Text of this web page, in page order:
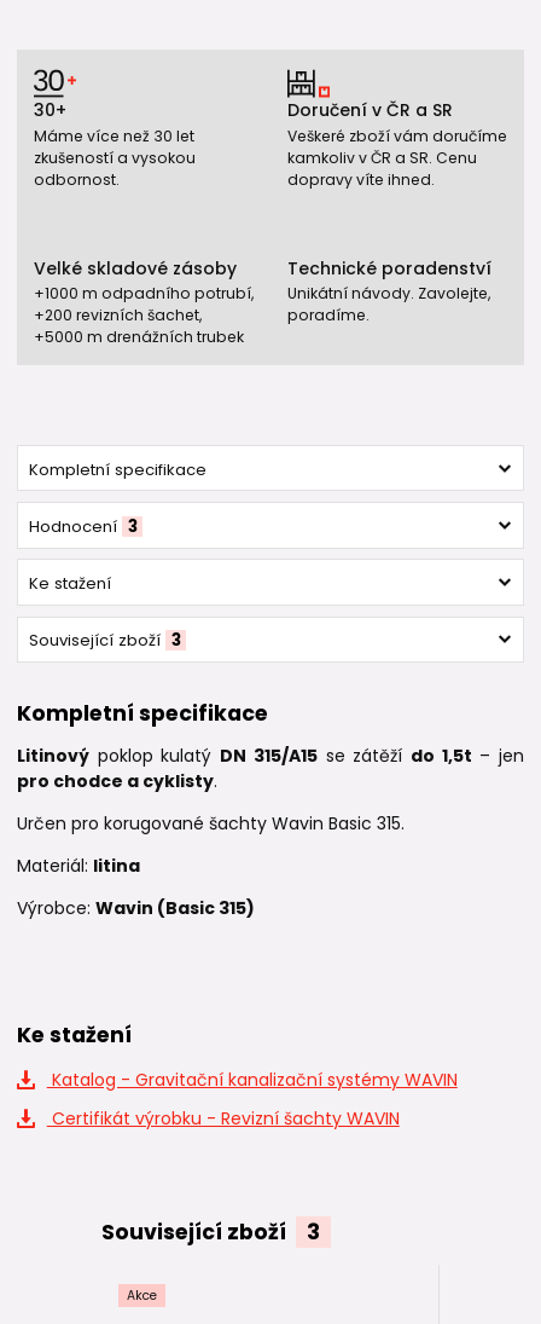
30+
Máme více než 30 let
zkušeností a vysokou
odbornost.
Doručení v ČR a SR
Veškeré zboží vám doručíme
kamkoliv v ČR a SR. Cenu
dopravy víte ihned.
Velké skladové zásoby
+1000 m odpadního potrubí,
+200 revizních šachet,
+5000 m drenážních trubek
Technické poradenství
Unikátní návody. Zavolejte,
poradíme.
Kompletní specifikace
Hodnocení 3
Ke stažení
Související zboží 3
Kompletní specifikace
Litinový poklop kulatý DN 315/A15se zátěží do 1,5t – jen
pro chodce a cyklisty.
Určen pro korugované šachty Wavin Basic 315.
Materiál: litina
Výrobce: Wavin (Basic 315)
Ke stažení
Katalog - Gravitační kanalizační systémy WAVIN
Certifikát výrobku - Revizní šachty WAVIN
Související zboží 3
Akce